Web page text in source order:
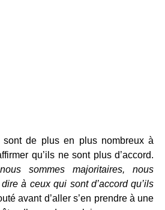
sont de plus en plus nombreux à
qu’ils ne sont plus d’accord.
sommes majoritaires, nous
à ceux qui sont d’accord qu’ils
avant d’aller s’en prendre à une